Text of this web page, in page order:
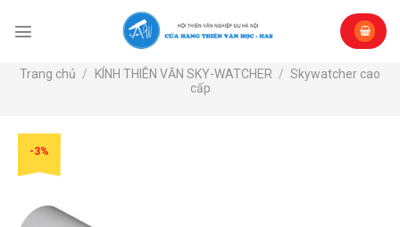
Trang chủ / KÍNH THIÊN VĂN SKY-WATCHER / Skywatcher cao
cấp
-3%